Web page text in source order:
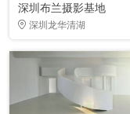
深圳布兰摄影基地
深圳龙华清湖